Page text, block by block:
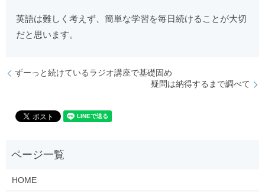
英語は難しく考えず、簡単な学習を毎日続けることが大切
だと思います。
ずーっと続けているラジオ講座で基礎固め
疑問は納得するまで調べて
HOME